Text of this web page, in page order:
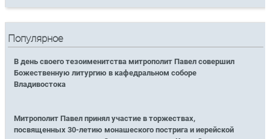
Популярное
В день своего тезоименитства митрополит Павел совершил
Божественную литургию в кафедральном соборе
Владивостока
Митрополит Павел принял участие в торжествах,
посвященных 30-летию монашеского пострига и иерейской